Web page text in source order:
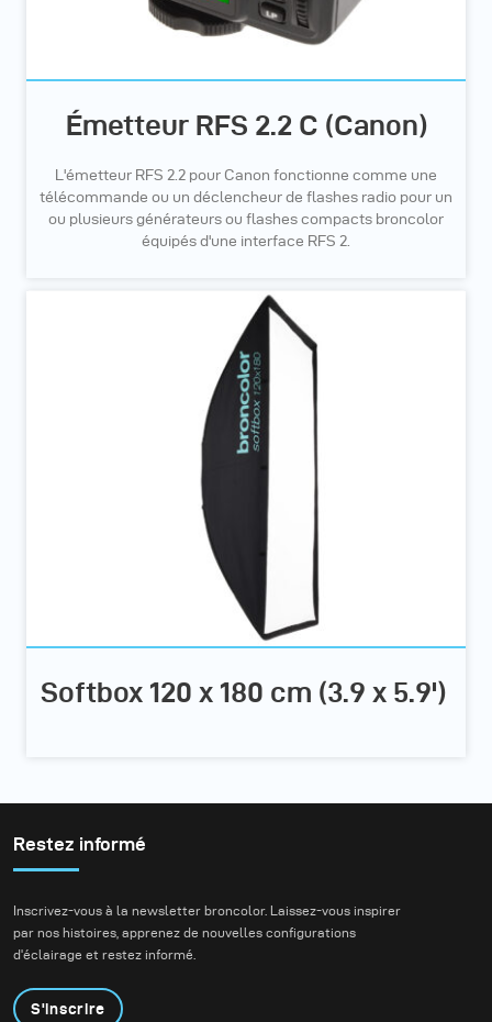
Émetteur RFS 2.2 C (Canon)
L'émetteur RFS 2.2 pour Canon fonctionne comme une
télécommande ou un déclencheur de flashes radio pour un
ou plusieurs générateurs ou flashes compacts broncolor
équipés d'une interface RFS 2.
Softbox 120 x 180 cm (3.9 x 5.9')
Restez informé
Inscrivez-vous à la newsletter broncolor. Laissez-vous inspirer
par nos histoires, apprenez de nouvelles configurations
d'éclairage et restez informé.
S'inscrire